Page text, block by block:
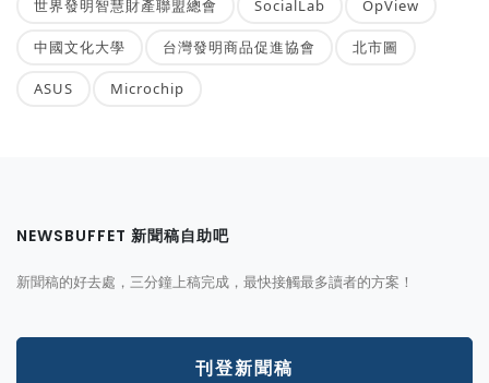
世界發明智慧財產聯盟總會 SocialLab OpView
中國文化大學 台灣發明商品促進協會 北市圖
ASUS Microchip
NEWSBUFFET 新聞稿自助吧
新聞稿的好去處，三分鐘上稿完成，最快接觸最多讀者的方案！
刊登新聞稿